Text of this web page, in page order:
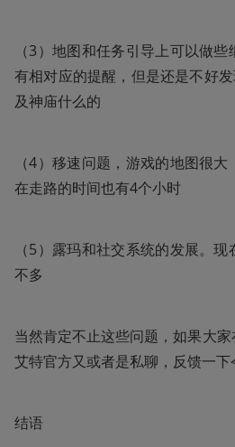
（3）地图和任务引导上可以做
有相对应的提醒，但是还是不好
及神庙什么的
（4）移速问题，游戏的地图很
在走路的时间也有4个小时
（5）露玛和社交系统的发展。
不多
当然肯定不止这些问题，如果大
艾特官方又或者是私聊，反馈一
结语